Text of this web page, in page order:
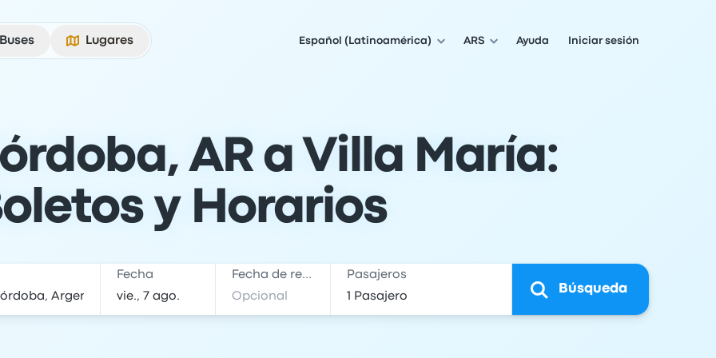
Buses
Lugares Español (Latinoamérica) ARS Ayuda Iniciar sesión
AR a Villa María:
y Horarios
Fecha Fecha de regreso Pasajeros
Búsqueda